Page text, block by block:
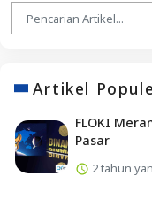
Artikel
FLOKI
Pasar
2 tahun